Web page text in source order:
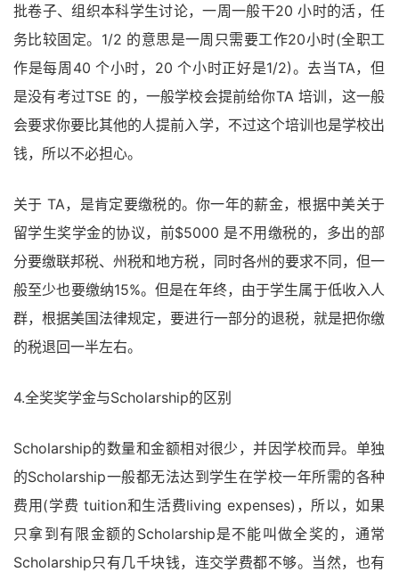
批卷子、组织本科学生讨论，一周一般干20 小时的活，任
务比较固定。1/2 的意思是一周只需要工作20小时(全职工
作是每周40 个小时，20 个小时正好是1/2)。去当TA，但
是没有考过TSE 的，一般学校会提前给你TA 培训，这一般
会要求你要比其他的人提前入学，不过这个培训也是学校出
钱，所以不必担心。
关于 TA，是肯定要缴税的。你一年的薪金，根据中美关于
留学生奖学金的协议，前$5000 是不用缴税的，多出的部
分要缴联邦税、州税和地方税，同时各州的要求不同，但一
般至少也要缴纳15%。但是在年终，由于学生属于低收入人
群，根据美国法律规定，要进行一部分的退税，就是把你缴
的税退回一半左右。
4.全奖奖学金与Scholarship的区别
Scholarship的数量和金额相对很少，并因学校而异。单独
的Scholarship一般都无法达到学生在学校一年所需的各种
费用(学费 tuition和生活费living expenses)，所以，如果
只拿到有限金额的Scholarship是不能叫做全奖的，通常
Scholarship只有几千块钱，连交学费都不够。当然，也有